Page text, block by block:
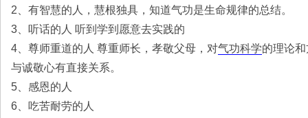
2、有智慧的人，慧根独具，知道气功是生命规律的总结。
3、听话的人 听到学到愿意去实践的
4、尊师重道的人 尊重师长，孝敬父母，对气功科学的理论
与诚敬心有直接关系。
5、感恩的人
6、吃苦耐劳的人